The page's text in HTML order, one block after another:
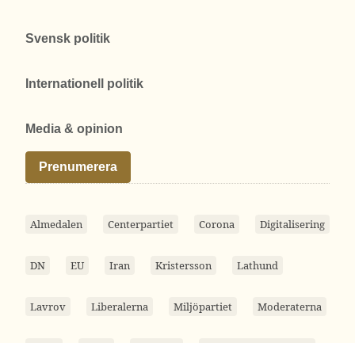
Svensk politik
Internationell politik
Media & opinion
Prenumerera
Almedalen Centerpartiet Corona Digitalisering
DN EU Iran Kristersson Lathund
Lavrov Liberalerna Miljöpartiet Moderaterna